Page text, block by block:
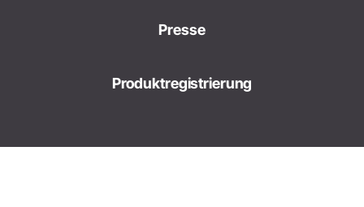
Presse
Produktregistrierung